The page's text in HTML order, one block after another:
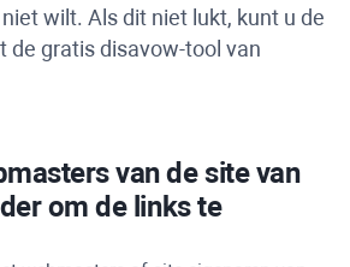
wilt. Als dit niet lukt, kunt u de
de gratis disavow-tool van
van de site van
om de links te